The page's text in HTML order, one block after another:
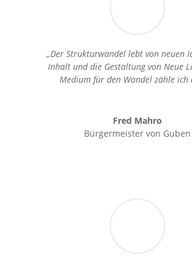
„Der Strukturwandel lebt von neuen
Inhalt und die Gestaltung von Neue
Medium für den Wandel zähle ich
Fred Mahro
Bürgermeister von Guben